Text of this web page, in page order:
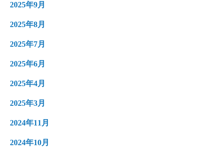
2025年9月
2025年8月
2025年7月
2025年6月
2025年4月
2025年3月
2024年11月
2024年10月